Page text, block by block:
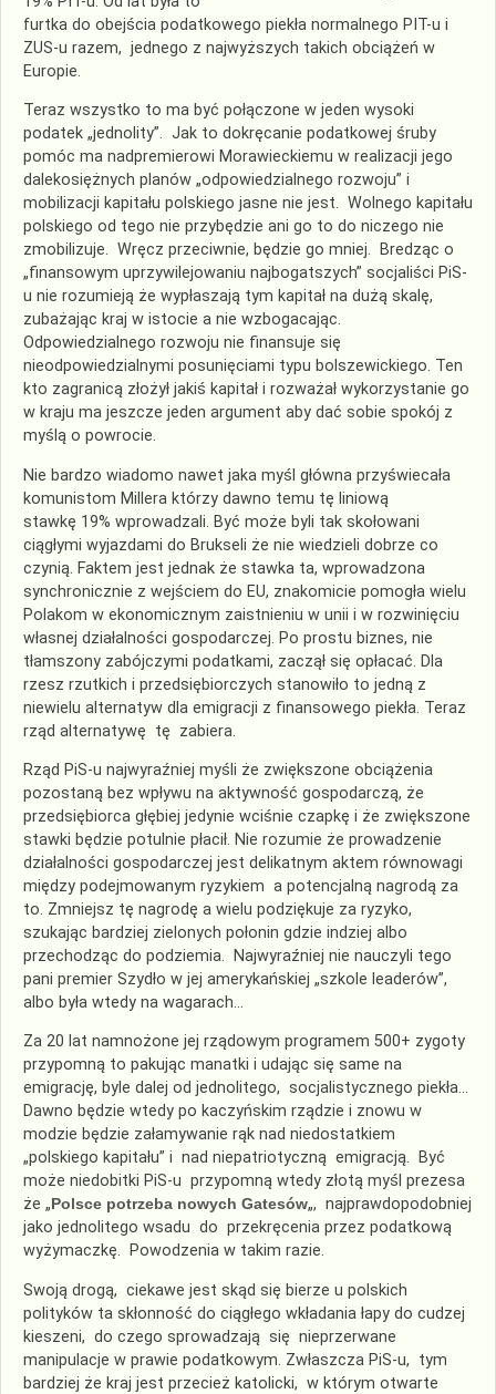
furtka do obejścia podatkowego piekła normalnego PIT-u i
ZUS-u razem, jednego z najwyższych takich obciążeń w
Europie.
Teraz wszystko to ma być połączone w jeden wysoki
podatek „jednolity”. Jak to dokręcanie podatkowej śruby
pomóc ma nadpremierowi Morawieckiemu w realizacji jego
dalekosiężnych planów „odpowiedzialnego rozwoju” i
mobilizacji kapitału polskiego jasne nie jest. Wolnego kapitału
polskiego od tego nie przybędzie ani go to do niczego nie
zmobilizuje. Wręcz przeciwnie, będzie go mniej. Bredząc o
„finansowym uprzywilejowaniu najbogatszych” socjaliści PiS-
u nie rozumieją że wypłaszają tym kapitał na dużą skalę,
zubażając kraj w istocie a nie wzbogacając.
Odpowiedzialnego rozwoju nie finansuje się
nieodpowiedzialnymi posunięciami typu bolszewickiego. Ten
kto zagranicą złożył jakiś kapitał i rozważał wykorzystanie go
w kraju ma jeszcze jeden argument aby dać sobie spokój z
myślą o powrocie.
Nie bardzo wiadomo nawet jaka myśl główna przyświecała
komunistom Millera którzy dawno temu tę liniową
stawkę 19% wprowadzali. Być może byli tak skołowani
ciągłymi wyjazdami do Brukseli że nie wiedzieli dobrze co
czynią. Faktem jest jednak że stawka ta, wprowadzona
synchronicznie z wejściem do EU, znakomicie pomogła wielu
Polakom w ekonomicznym zaistnieniu w unii i w rozwinięciu
własnej działalności gospodarczej. Po prostu biznes, nie
tłamszony zabójczymi podatkami, zaczął się opłacać. Dla
rzesz rzutkich i przedsiębiorczych stanowiło to jedną z
niewielu alternatyw dla emigracji z finansowego piekła. Teraz
rząd alternatywę tę zabiera.
Rząd PiS-u najwyraźniej myśli że zwiększone obciążenia
pozostaną bez wpływu na aktywność gospodarczą, że
przedsiębiorca głębiej jedynie wciśnie czapkę i że zwiększone
stawki będzie potulnie płacił. Nie rozumie że prowadzenie
działalności gospodarczej jest delikatnym aktem równowagi
między podejmowanym ryzykiem a potencjalną nagrodą za
to. Zmniejsz tę nagrodę a wielu podziękuje za ryzyko,
szukając bardziej zielonych połonin gdzie indziej albo
przechodząc do podziemia. Najwyraźniej nie nauczyli tego
pani premier Szydło w jej amerykańskiej „szkole leaderów”,
albo była wtedy na wagarach…
Za 20 lat namnożone jej rządowym programem 500+ zygoty
przypomną to pakując manatki i udając się same na
emigrację, byle dalej od jednolitego, socjalistycznego piekła…
Dawno będzie wtedy po kaczyńskim rządzie i znowu w
modzie będzie załamywanie rąk nad niedostatkiem
„polskiego kapitału” i nad niepatriotyczną emigracją. Być
może niedobitki PiS-u przypomną wtedy złotą myśl prezesa
że „Polsce potrzeba nowych Gatesów„, najprawdopodobniej
jako jednolitego wsadu do przekręcenia przez podatkową
wyżymaczkę. Powodzenia w takim razie.
Swoją drogą, ciekawe jest skąd się bierze u polskich
polityków ta skłonność do ciągłego wkładania łapy do cudzej
kieszeni, do czego sprowadzają się nieprzerwane
manipulacje w prawie podatkowym. Zwłaszcza PiS-u, tym
bardziej że kraj jest przecież katolicki, w którym otwarte